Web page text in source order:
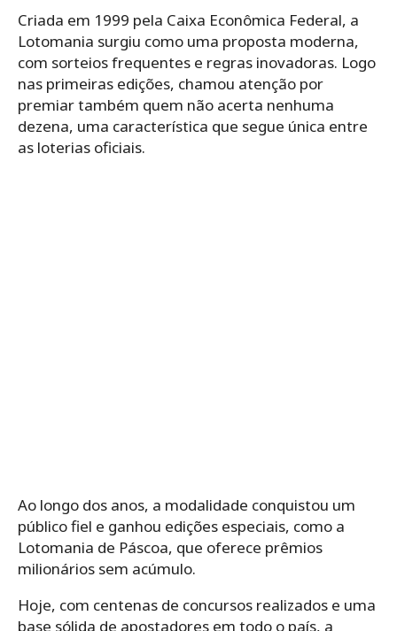
Criada em 1999 pela Caixa Econômica Federal, a
Lotomania surgiu como uma proposta moderna,
com sorteios frequentes e regras inovadoras. Logo
nas primeiras edições, chamou atenção por
premiar também quem não acerta nenhuma
dezena, uma característica que segue única entre
as loterias oficiais.
Ao longo dos anos, a modalidade conquistou um
público fiel e ganhou edições especiais, como a
Lotomania de Páscoa, que oferece prêmios
milionários sem acúmulo.
Hoje, com centenas de concursos realizados e uma
base sólida de apostadores em todo o país, a